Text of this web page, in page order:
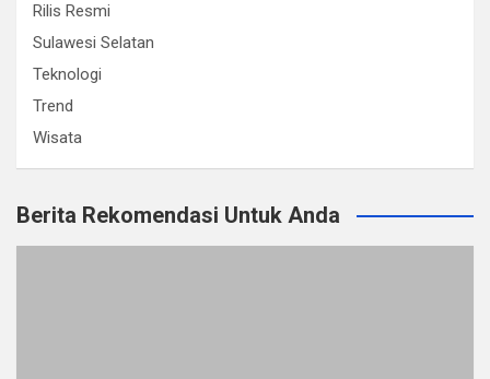
Rilis Resmi
Sulawesi Selatan
Teknologi
Trend
Wisata
Berita Rekomendasi Untuk Anda